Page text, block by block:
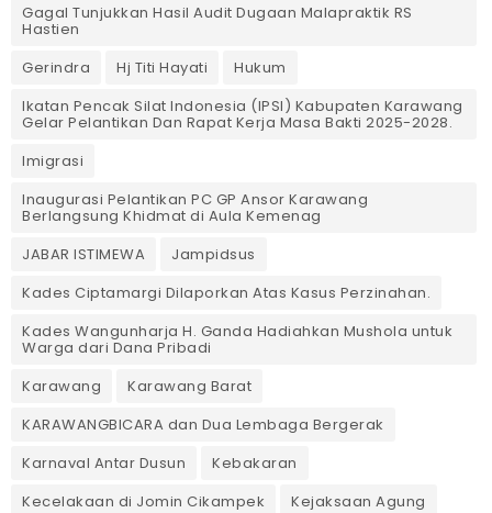
Gagal Tunjukkan Hasil Audit Dugaan Malapraktik RS
Hastien
Gerindra
Hj Titi Hayati
Hukum
Ikatan Pencak Silat Indonesia (IPSI) Kabupaten Karawang
Gelar Pelantikan Dan Rapat Kerja Masa Bakti 2025-2028.
Imigrasi
Inaugurasi Pelantikan PC GP Ansor Karawang
Berlangsung Khidmat di Aula Kemenag
JABAR ISTIMEWA
Jampidsus
Kades Ciptamargi Dilaporkan Atas Kasus Perzinahan.
Kades Wangunharja H. Ganda Hadiahkan Mushola untuk
Warga dari Dana Pribadi ‎
Karawang
Karawang Barat
KARAWANGBICARA dan Dua Lembaga Bergerak
Karnaval Antar Dusun
Kebakaran
Kecelakaan di Jomin Cikampek
Kejaksaan Agung